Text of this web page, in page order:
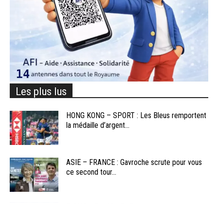
Les plus lus
HONG KONG – SPORT : Les Bleus remportent
la médaille d’argent...
ASIE – FRANCE : Gavroche scrute pour vous
ce second tour...